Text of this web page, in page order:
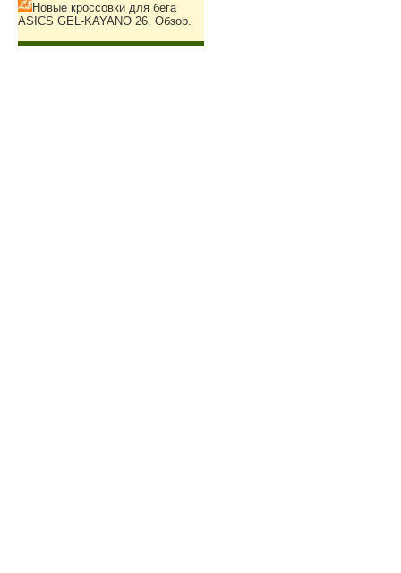
Новые кроссовки для бега
ASICS GEL-KAYANO 26. Обзор.